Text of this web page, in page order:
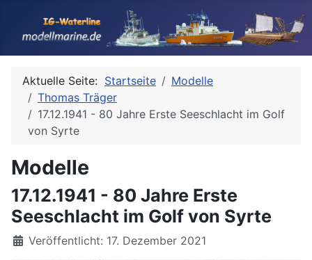
Aktuelle Seite: Startseite
Modelle
Thomas Träger
17.12.1941 - 80 Jahre Erste Seeschlacht im Golf
von Syrte
Modelle
17.12.1941 - 80 Jahre Erste
Seeschlacht im Golf von Syrte
Details
Veröffentlicht: 17. Dezember 2021